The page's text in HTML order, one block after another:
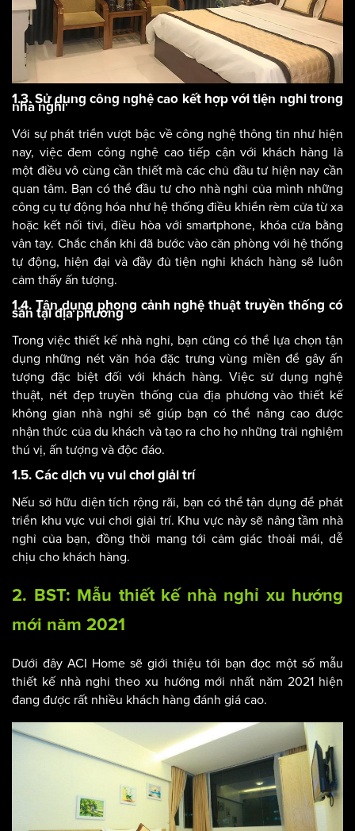
1.3. Sử dụng công nghệ cao kết hợp với tiện nghi trong
nhà nghỉ
Với sự phát triển vượt bậc về công nghệ thông tin như hiện
nay, việc đem công nghệ cao tiếp cận với khách hàng là
một điều vô cùng cần thiết mà các chủ đầu tư hiện nay cần
quan tâm. Bạn có thể đầu tư cho nhà nghỉ của mình những
công cụ tự động hóa như hệ thống điều khiển rèm cửa từ xa
hoặc kết nối tivi, điều hòa với smartphone, khóa cửa bằng
vân tay. Chắc chắn khi đã bước vào căn phòng với hệ thống
tự động, hiện đại và đầy đủ tiện nghi khách hàng sẽ luôn
cảm thấy ấn tượng.
1.4. Tận dụng phong cảnh nghệ thuật truyền thống có
sẵn tại địa phương
Trong việc thiết kế nhà nghỉ, bạn cũng có thể lựa chọn tận
dụng những nét văn hóa đặc trưng vùng miền để gây ấn
tượng đặc biệt đối với khách hàng. Việc sử dụng nghệ
thuật, nét đẹp truyền thống của địa phương vào thiết kế
không gian nhà nghỉ sẽ giúp bạn có thể nâng cao được
nhận thức của du khách và tạo ra cho họ những trải nghiệm
thú vị, ấn tượng và độc đáo.
1.5. Các dịch vụ vui chơi giải trí
Nếu sở hữu diện tích rộng rãi, bạn có thể tận dụng để phát
triển khu vực vui chơi giải trí. Khu vực này sẽ nâng tầm nhà
nghỉ của bạn, đồng thời mang tới cảm giác thoải mái, dễ
chịu cho khách hàng.
2. BST: Mẫu thiết kế nhà nghỉ xu hướng
mới năm 2021
Dưới đây ACI Home sẽ giới thiệu tới bạn đọc một số mẫu
thiết kế nhà nghỉ theo xu hướng mới nhất năm 2021 hiện
đang được rất nhiều khách hàng đánh giá cao.